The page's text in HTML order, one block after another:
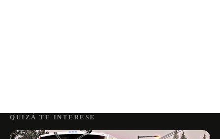
QUIZÁ TE INTERESE